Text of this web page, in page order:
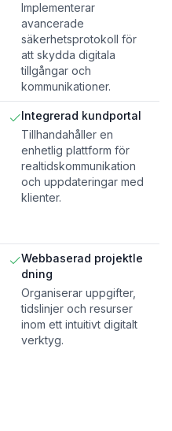
Implementerar
avancerade
säkerhetsprotokoll för
att skydda digitala
tillgångar och
kommunikationer.
Integrerad kundportal
Tillhandahåller en
enhetlig plattform för
realtidskommunikation
och uppdateringar med
klienter.
Webbaserad projektle
dning
Organiserar uppgifter,
tidslinjer och resurser
inom ett intuitivt digitalt
verktyg.